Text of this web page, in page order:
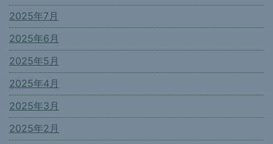
2025年7月
2025年6月
2025年5月
2025年4月
2025年3月
2025年2月